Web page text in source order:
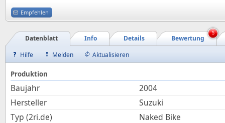
Empfehlen
Bewertung
Details
Info
Datenblatt
5
Hilfe Melden Aktualisieren
Produktion
Baujahr
2004
Hersteller
Suzuki
Typ (2ri.de)
Naked Bike